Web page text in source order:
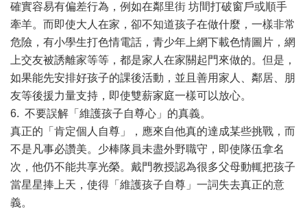
確實容易有偏差行為，例如在鄰里街 坊間打破窗戶或順手
牽羊。而即使大人在家，卻不知道孩子在做什麼，一樣非常
危險，有小學生打色情電話，青少年上網下載色情圖片，網
上交友被誘離家等等，都是家人在家關起門來做的。但是，
如果能先安排好孩子的課後活動，並且善用家人、鄰居、朋
友等後援力量支持，即使雙薪家庭一樣可以放心。
6. 不要誤解「維護孩子自尊心」的真義。
真正的「肯定個人自尊」，應來自他真的達成某些挑戰，而
不是凡事必讚美。少棒隊員未盡外野職守，即使隊伍拿名
次，他仍不能共享光榮。戴門教授認為很多父母動輒把孩子
當星星捧上天，使得「維護孩子自尊」一詞失去真正的意
義。